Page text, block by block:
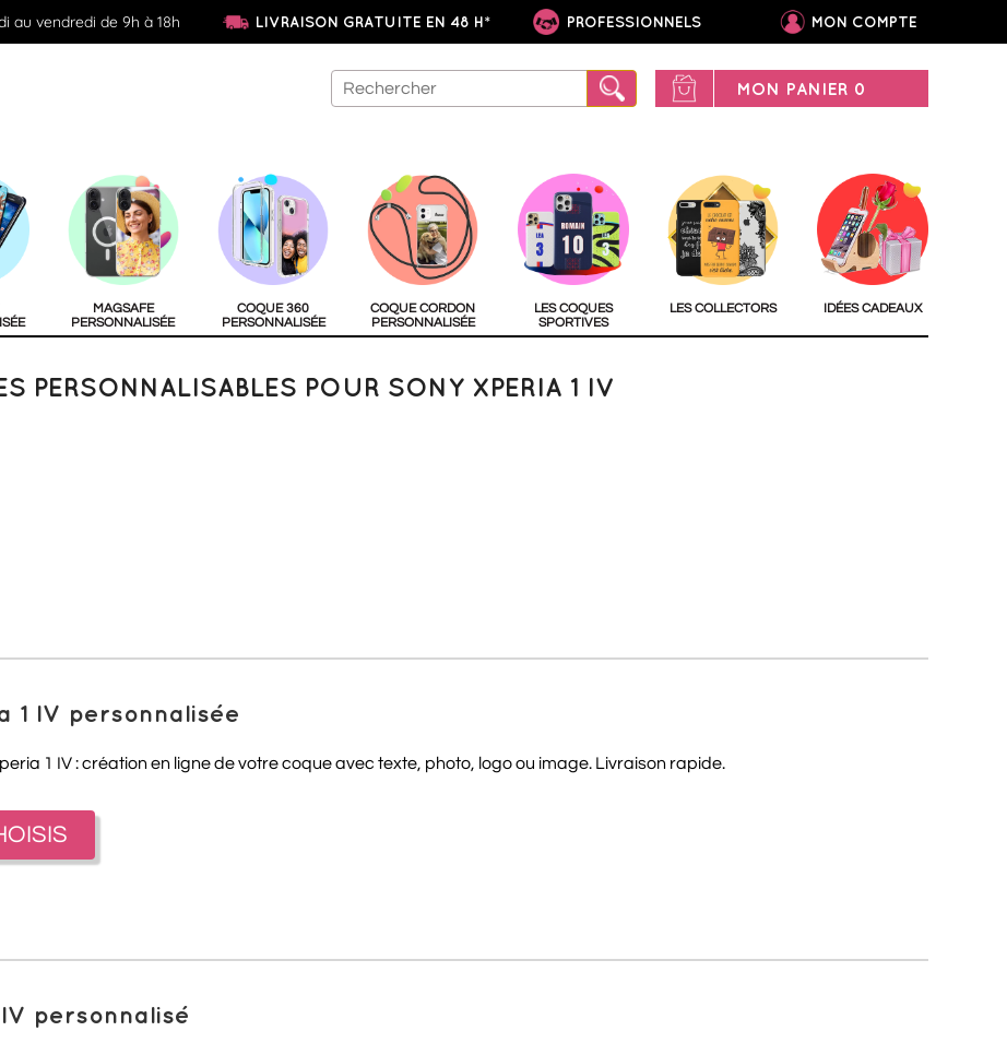
au vendredi de 9h à 18h LIVRAISON GRATUITE EN 48 H* PROFESSIONNELS MON COMPTE
MON PANIER 0
MAGSAFE
PERSONNALISÉE
COQUE 360
PERSONNALISÉE
COQUE CORDON
PERSONNALISÉE
LES COQUES
SPORTIVES
LES COLLECTORS IDÉES CADEAUX
PERSONNALISABLES POUR SONY XPERIA 1 IV
1 IV personnalisée
1 IV : création en ligne de votre coque avec texte, photo, logo ou image. Livraison rapide.
personnalisé